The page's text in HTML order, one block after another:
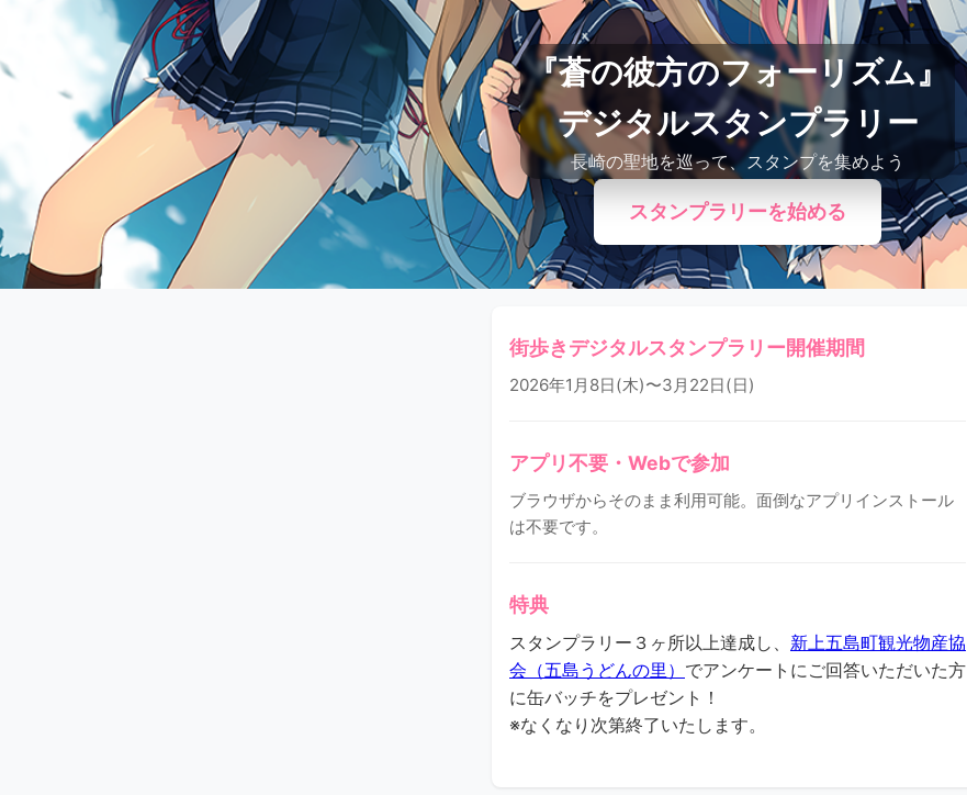
『蒼の彼方のフォーリズム』
デジタルスタンプラリー
長崎の聖地を巡って、スタンプを集めよう
スタンプラリーを始める
街歩きデジタルスタンプラリー開催期間
2026年1月8日(木)〜3月22日(日)
アプリ不要・Webで参加
ブラウザからそのまま利用可能。面倒なアプリインストール
は不要です。
特典
スタンプラリー３ヶ所以上達成し、 新上五島町観光物産協
会（五島うどんの里） でアンケートにご回答いただいた方
に缶バッチをプレゼント！
※なくなり次第終了いたします。